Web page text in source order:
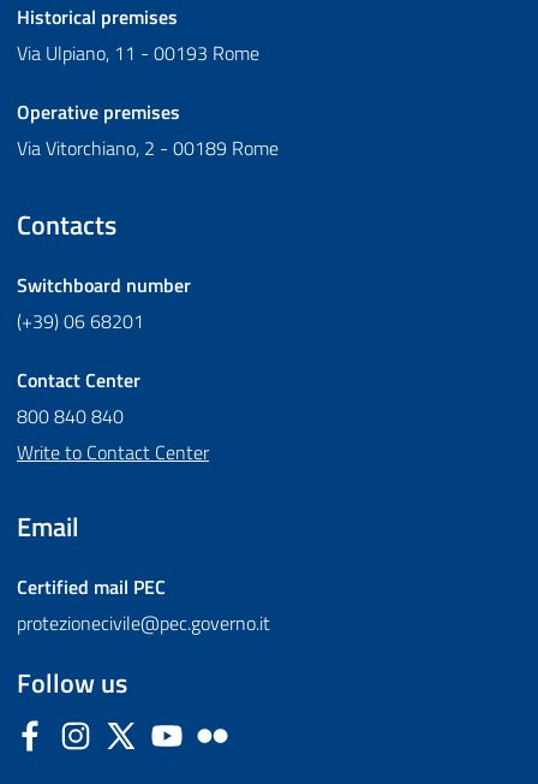
Historical premises
Via Ulpiano, 11 - 00193 Rome
Operative premises
Via Vitorchiano, 2 - 00189 Rome
Contacts
Switchboard number
(+39) 06 68201
Contact Center
800 840 840
Write to Contact Center
Email
Certified mail PEC
protezionecivile@pec.governo.it
Follow us
FacebookInstagram
Twitter YouTube